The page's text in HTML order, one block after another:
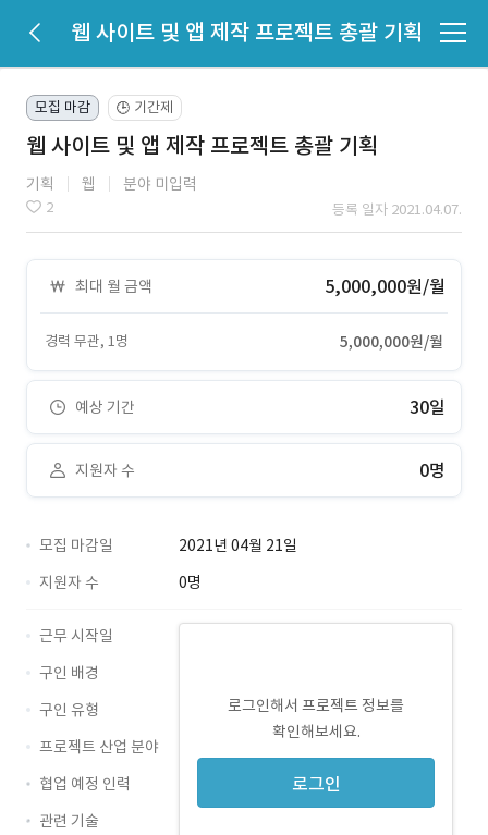
웹 사이트 및 앱 제작 프로젝트 총괄 기획
모집 마감 🕒 기간제
웹 사이트 및 앱 제작 프로젝트 총괄 기획
기획 웹 분야 미입력
2 등록 일자 2021.04.07.
최대 월 금액 5,000,000원/월
경력 무관, 1명 5,000,000원/월
예상 기간 30일
지원자 수 0명
모집 마감일
2021년 04월 21일
지원자 수
0명
로그인해서 프로젝트 정보를
확인해보세요.
로그인
근무 시작일
구인 배경
구인 유형
프로젝트 산업 분야
협업 예정 인력
관련 기술